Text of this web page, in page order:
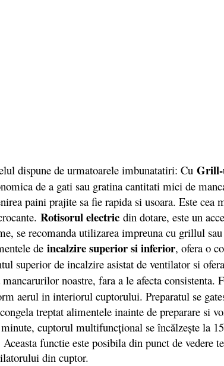
dispune de urmatoarele imbunatatiri: Cu Grill-
de a gati sau gratina cantitati mici de
paini prajite sa fie rapida si usoara. Este cea
Rotisorul electric din dotare, este un
se recomanda utilizarea impreuna cu grillul
de incalzire superior si inferior, ofera o
superior de incalzire asistat de ventilator si
noastre, fara a le afecta consistenta.
aerul in interiorul cuptorului. Preparatul se
treptat alimentele inainte de preparare si
cuptorul multifuncţional se încălzeşte la
functie este posibila din punct de vedere
din cuptor.